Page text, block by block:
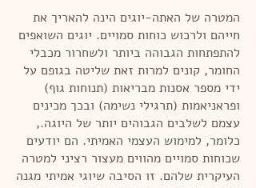
המטרה של האתה-יוגים הינה להאריך את
חייהם ולרכוש כוחות סמויים. יוגים השואפים
להתפתחות הגבוהה ביותר ולשחרור מכבלי
החומר, קונים למרות זאת שליטה בגופם על
ידי מספר אסנות מבריאות (תנוחות גוף)
ופראניאמות (תרגילי נשימה) ובכך מכינים
עצמם לשלבים הגבוהים יותר של היוגה.,
כלומר, למימוש העצמי האמיתי. הם יודעים
שכוחות סמויים מהווים מעצור רציני למטרה
העיקרית שלהם. זו הסיבה שיוגי אמיתי מגנה